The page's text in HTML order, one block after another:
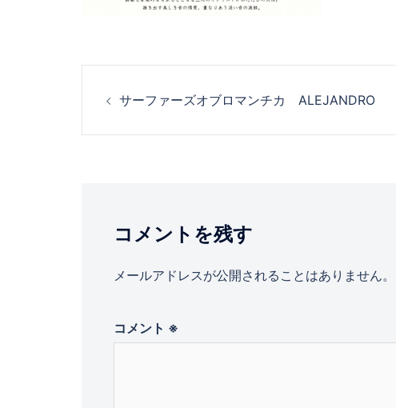
稿
サーファーズオブロマンチカ ALEJANDRO
コメントを残す
メールアドレスが公開されることはありません。
コメント ※